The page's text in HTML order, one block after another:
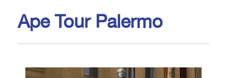
Ape Tour Palermo